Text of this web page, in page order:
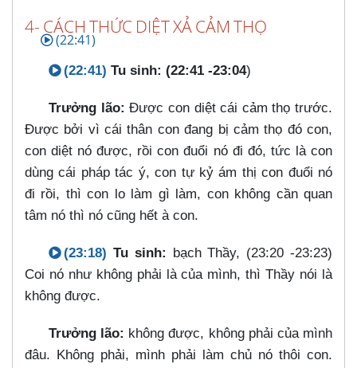
4- CÁCH THỨC DIỆT XẢ CẢM THỌ
(22:41)
(22:41) Tu sinh: (22:41 -23:04)
Trưởng lão: Được con diệt cái cảm thọ trước.
Được bởi vì cái thân con đang bị cảm thọ đó con,
con diệt nó được, rồi con đuổi nó đi đó, tức là con
dùng cái pháp tác ý, con tự kỷ ám thị con đuổi nó
đi rồi, thì con lo làm gì làm, con không cần quan
tâm nó thì nó cũng hết à con.
(23:18) Tu sinh: bạch Thầy, (23:20 -23:23)
Coi nó như không phải là của mình, thì Thầy nói là
không được.
Trưởng lão: không được, không phải của mình
đâu. Không phải, mình phải làm chủ nó thôi con.